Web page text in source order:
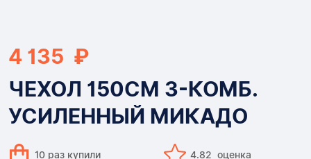
4 135 ₽
ЧЕХОЛ 150СМ 3-КОМБ.
УСИЛЕННЫЙ МИКАДО
10 раз купили 4.82 оценка